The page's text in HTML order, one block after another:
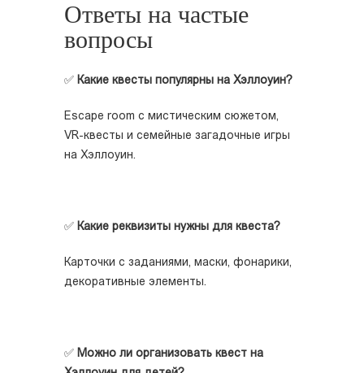
Ответы на частые
вопросы
✅ Какие квесты популярны на Хэллоуин?
Escape room с мистическим сюжетом,
VR-квесты и семейные загадочные игры
на Хэллоуин.
✅ Какие реквизиты нужны для квеста?
Карточки с заданиями, маски, фонарики,
декоративные элементы.
✅ Можно ли организовать квест на